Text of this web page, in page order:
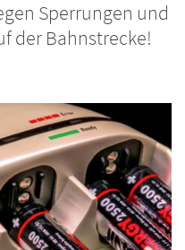
Sperrungen und
der Bahnstrecke!